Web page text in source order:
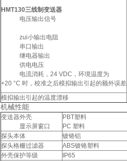
HMT130三线制变送器
电压输出信号
zui小输出电阻
串口输出
继电器输出
供电电压
电流消耗，24 VDC，环境温度为
+20 °C 时，校准之后模拟输出引起的额外误差
模拟输出引起的温度漂移
机械性能
变送器外壳
显示屏窗口
PBT塑料
PC 塑料
探头本体
镀铬铝
探头格栅过滤器
ABS镀铬塑料
外壳保护等级
IP65